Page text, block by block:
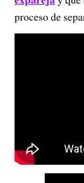
proceso de